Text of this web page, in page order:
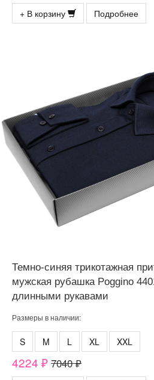
+ В корзину Подробнее
Темно-синяя трикотажная
мужская рубашка Poggino
длинными рукавами
Размеры в наличии:
S M L XL XXL
4224 ₽ 7040 ₽